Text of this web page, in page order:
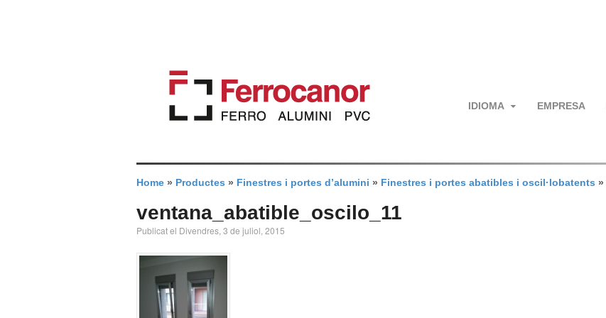
IDIOMA EMPRESA
Home » Productes » Finestres i portes d’alumini » Finestres i portes abatibles i oscil·lobatents »
ventana_abatible_oscilo_11
Publicat el Divendres, 3 de juliol, 2015